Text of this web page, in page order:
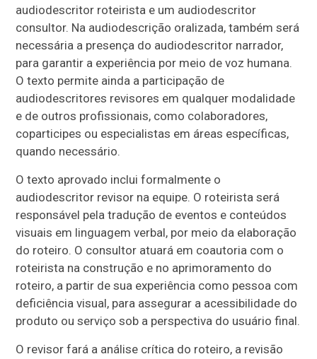
audiodescritor roteirista e um audiodescritor
consultor. Na audiodescrição oralizada, também será
necessária a presença do audiodescritor narrador,
para garantir a experiência por meio de voz humana.
O texto permite ainda a participação de
audiodescritores revisores em qualquer modalidade
e de outros profissionais, como colaboradores,
coparticipes ou especialistas em áreas específicas,
quando necessário.
O texto aprovado inclui formalmente o
audiodescritor revisor na equipe. O roteirista será
responsável pela tradução de eventos e conteúdos
visuais em linguagem verbal, por meio da elaboração
do roteiro. O consultor atuará em coautoria com o
roteirista na construção e no aprimoramento do
roteiro, a partir de sua experiência como pessoa com
deficiência visual, para assegurar a acessibilidade do
produto ou serviço sob a perspectiva do usuário final.
O revisor fará a análise crítica do roteiro, a revisão